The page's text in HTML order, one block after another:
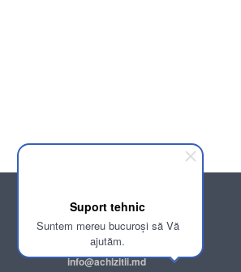
Suport tehnic
Suntem mereu bucuroși să Vă
ajutăm.
SUPPORT
ajutor
adresa electronică:
info@achizitii.md